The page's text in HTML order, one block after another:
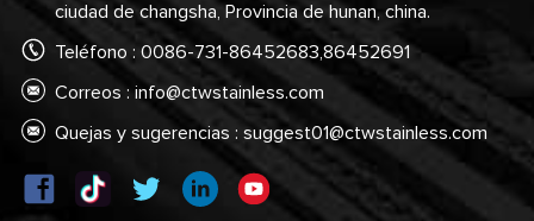
ciudad de changsha, Provincia de hunan, china.
Teléfono : 0086-731-86452683,86452691
Correos : info@ctwstainless.com
Quejas y sugerencias : suggest01@ctwstainless.com